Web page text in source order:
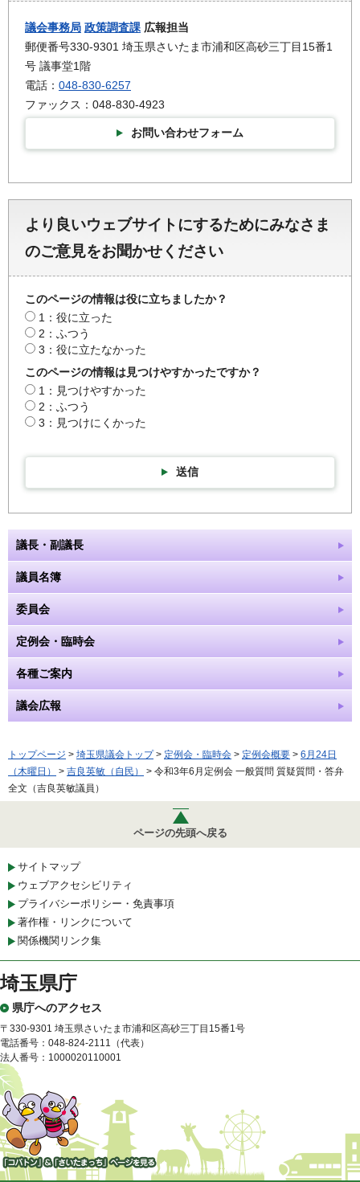
議会事務局 政策調査課 広報担当
郵便番号330-9301 埼玉県さいたま市浦和区高砂三丁目15番1
号 議事堂1階
電話： 048-830-6257
ファックス：048-830-4923
お問い合わせフォーム
より良いウェブサイトにするためにみなさま
のご意見をお聞かせください
このページの情報は役に立ちましたか？
1：役に立った
2：ふつう
3：役に立たなかった
このページの情報は見つけやすかったですか？
1：見つけやすかった
2：ふつう
3：見つけにくかった
送信
議長・副議長
議員名簿
委員会
定例会・臨時会
各種ご案内
議会広報
トップページ > 埼玉県議会トップ> 定例会・臨時会 > 定例会概要 > 6月24日
（木曜日）
> 吉良英敏（自民）
> 令和3年6月定例会 一般質問 質疑質問・答弁
全文（吉良英敏議員）
ページの先頭へ戻る
サイトマップ
ウェブアクセシビリティ
プライバシーポリシー・免責事項
著作権・リンクについて
関係機関リンク集
埼玉県庁
県庁へのアクセス
〒330-9301 埼玉県さいたま市浦和区高砂三丁目15番1号
電話番号：048-824-2111（代表）
法人番号：1000020110001
「コバトン」&「さいたまっ